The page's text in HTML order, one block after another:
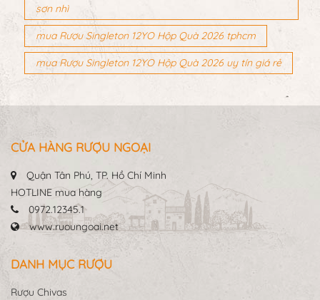
sơn nhì
mua Rượu Singleton 12YO Hộp Quà 2026 tphcm
mua Rượu Singleton 12YO Hộp Quà 2026 uy tín giá rẻ
CỬA HÀNG RƯỢU NGOẠI
Quận Tân Phú, TP. Hồ Chí Minh
HOTLINE mua hàng
0972.12345.1
www.ruoungoai.net
DANH MỤC RƯỢU
Rượu Chivas